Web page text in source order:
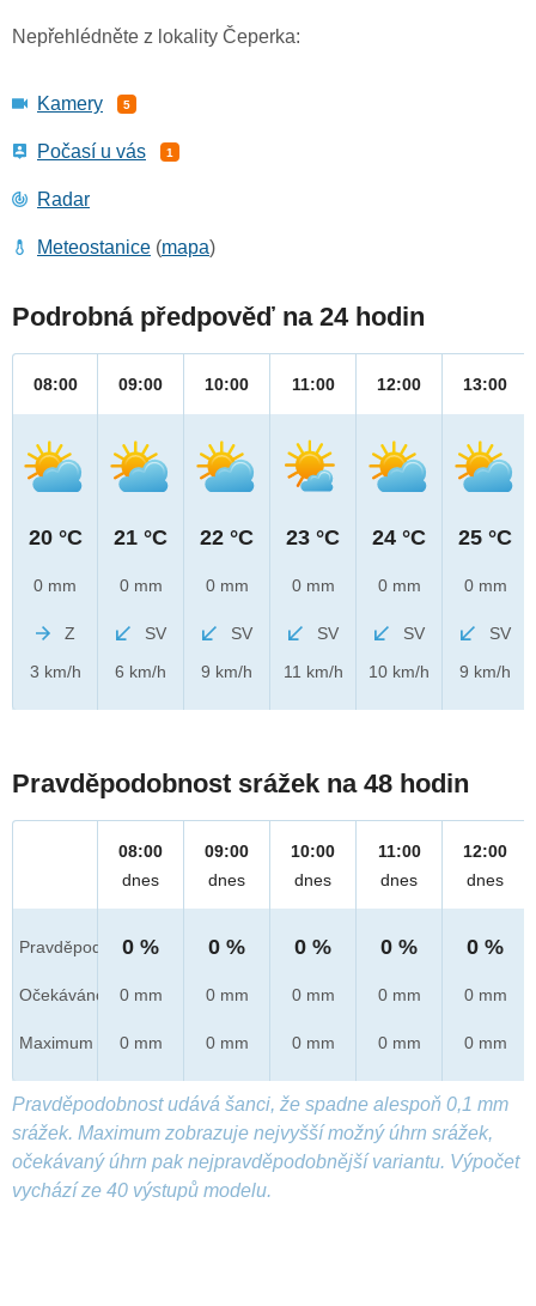
Nepřehlédněte z lokality Čeperka:
Kamery 5
Počasí u vás 1
Radar
Meteostanice (mapa)
Podrobná předpověď na 24 hodin
08:00
20 °C
0 mm
Z
3 km/h
09:00
21 °C
0 mm
SV
6 km/h
10:00
22 °C
0 mm
SV
9 km/h
11:00
23 °C
0 mm
SV
11 km/h
12:00
24 °C
0 mm
SV
10 km/h
13:00
25 °C
0 mm
SV
9 km/h
Pravděpodobnost srážek na 48 hodin
Pravděpod.
Očekáváno
Maximum
08:00
dnes
0 %
0 mm
0 mm
09:00
dnes
0 %
0 mm
0 mm
10:00
dnes
0 %
0 mm
0 mm
11:00
dnes
0 %
0 mm
0 mm
12:00
dnes
0 %
0 mm
0 mm
Pravděpodobnost udává šanci, že spadne alespoň 0,1 mm
srážek. Maximum zobrazuje nejvyšší možný úhrn srážek,
očekávaný úhrn pak nejpravděpodobnější variantu. Výpočet
vychází ze 40 výstupů modelu.